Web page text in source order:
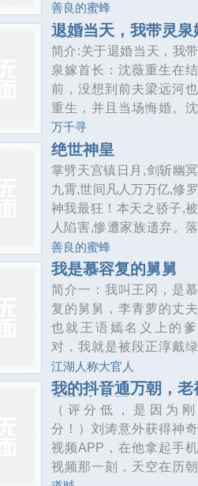
利型，有一定道德水准，
多管闲事]
实力，任凭你有万千至宝
但定不敌我界灵大军。我
谁？天下众生视我为修
却不知，我以修罗成武
等级：灵武，元武，玄
天武，武君，武王，武
武祖....
善良的蜜蜂
退婚当天，我带灵泉
首长
简介:关于退婚当天，我
泉嫁首长：沈薇重生在
前，没想到前夫梁远河
重生，并且当场悔婚。
心中冷笑，转头嫁给了瘫
的首长贺西洲。上辈子我
你当牛做马，这辈子我
高攀不起！沈薇利用空
生意，赚大钱，把贺西
成忠犬，把前夫和他的白
光踩成泥。成功得到白月
的梁远河，后来才发现自
只是个接盘侠，而此时的
薇，已经让他望尘莫及
来，某位康复的军界大佬
着沈薇的腰低语：夫人，
们结婚多年，是
万千寻
绝世神皇
掌劈天宫镇日月,剑斩幽
九霄,世间凡人万万亿,修
神我最狂！本天之骄子,
人陷害,惨遭家族遗弃。
凡界后,天赋觉醒,我楚枫,
要杀回九天之上,夺回属于
的一切！众生视我如修罗
不知,我以修罗成武神！
善良的蜜蜂
我是慕容复的舅舅
简介一：我叫王冈，是
复的舅舅，李青萝的丈夫
也就王语嫣名义上的爹
对，我就是被段正淳戴
子的那个人！其实我还是
段正淳和李青萝杀害的！
我现在重生了，重生在
之夜，也是前世被害
天！现在他们快来了，
办？挺急的！简介二：
的王冈发现带回来块面板
江湖人称大官人
我的抖音通万朝，老
宗兴奋麻了
（评分低，是因为刚
分！）刘涛意外获得神
视频APP，在他拿起手
视频那一刻，天空在历